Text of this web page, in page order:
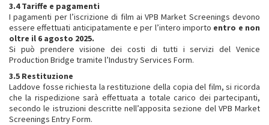
3.4 Tariffe e pagamenti
I pagamenti per l’iscrizione di film ai VPB Market Screenings devono
essere effettuati anticipatamente e per l’intero importo entro e non
oltre il 6 agosto 2025.
Si può prendere visione dei costi di tutti i servizi del Venice
Production Bridge tramite l’Industry Services Form.
3.5 Restituzione
Laddove fosse richiesta la restituzione della copia del film, si ricorda
che la rispedizione sarà effettuata a totale carico dei partecipanti,
secondo le istruzioni descritte nell’apposita sezione del VPB Market
Screenings Entry Form.